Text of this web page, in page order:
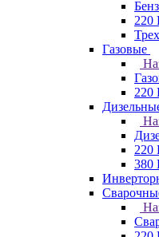
220
Газовые
220
220
380